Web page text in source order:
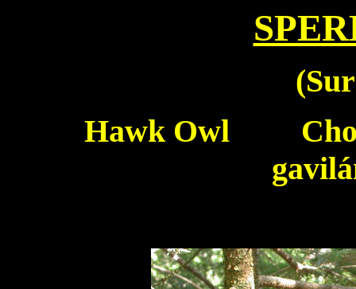
(
Hawk Owl